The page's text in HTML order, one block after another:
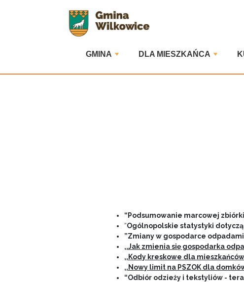
GMINA DLA MIESZKAŃCA
“Podsumowanie marcowej
“Ogólnopolskie statystyki
”Zmiany w gospodarce
,,Jak zmienia się gospodarka
,,Kody kreskowe dla
,,Nowy limit na PSZOK dla
“Odbiór odzieży i tekstyliów -